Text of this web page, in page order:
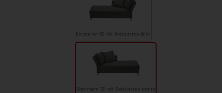
Recamiere 90 mit Bettkasten links
Recamiere 110 mit Bettkasten rechts